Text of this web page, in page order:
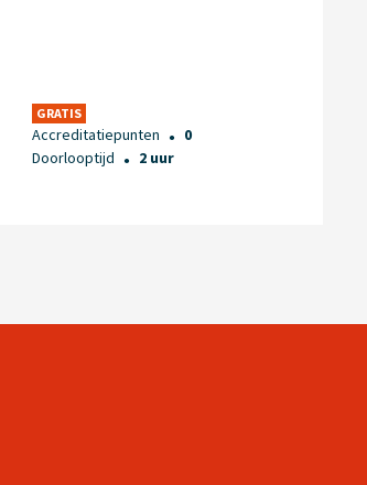
GRATIS
Accreditatiepunten ●
0
Doorlooptijd
● 2 uur